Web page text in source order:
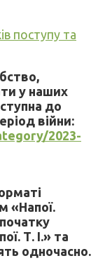
поступу та
у наших
до
війни:
2023-
«Напої.
Т. І.» та
одночасно.